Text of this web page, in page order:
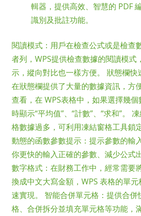
輯器，提供高效、智慧的 PDF
識別及批註功能。
閱讀模式：用戶在檢查公式或是檢查
者列，WPS提供檢查數據的閱讀模式
示，縱向對比也一樣方便。 狀態欄快
在狀態欄提供了大量的數據資訊，方
查看，在 WPS表格中，如果選擇幾
時顯示“平均值”、“計數”、“求和”。
格數據過多，可利用凍結窗格工具鎖
動態的函數參數提示：提示參數的輸
你更快的輸入正確的參數、減少公式
數字格式：在財務工作中，經常需要
換成中文大寫金額，WPS 表格的單
速實現。 智能合併單元格：提供合併
格、合併拆分並填充單元格等功能，